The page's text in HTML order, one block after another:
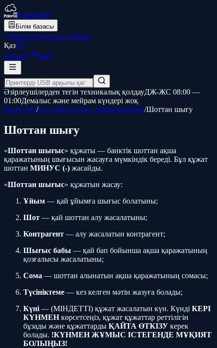
Paloma365
Білім базасы
ЖүктеуҚосылуға өтінім
ҚазРус
Тіркелу
Кіру
Әзірлеушілерден тегін техникалық қолдауДЖ-ЖС 08:00 —
01:00Демалыс және мейрам күндері жоқ
Басты бет/Бэк-офис (склад, номенклатура)/Шоттан шығу
Шоттан шығу
«Шоттан шығыс» құжаты — банктік шоттан ақша
қаражатының шығысын жасауға мүмкіндік береді. Бұл құжат
шоттан МИНУС (-) жасайды.
«Шоттан шығыс» құжатын жасау:
Ұйым — қай ұйымға шығыс болатыны;
Шот — қай шоттан алу жасалатыны;
Контрагент — алу жасалатын контрагент;
Шығыс бабы — қай бап бойынша ақша қаражатының
қозғалысы жасалатыны;
Сома — шоттан алынатын ақша қаражатының сомасы;
Түсініктеме — кез келген мәтін жазуға болады;
Күні — (МІНДЕТТІ) құжат жасалатын күн. Күнді КЕРІ
КҮНМЕНкөрсетсеңіз, құжат құжаттар реттілігін
бұзады және құжаттарды ҚАЙТА ӨТКІЗУ керек
болады. !КҮНМЕН ЖҰМЫС ІСТЕГЕНДЕ МҰҚИЯТ
БОЛЫҢЫЗ!